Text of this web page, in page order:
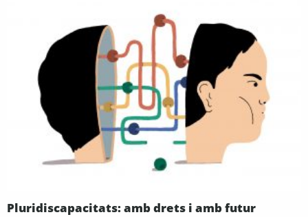
Pluridiscapacitats: amb drets i amb futur